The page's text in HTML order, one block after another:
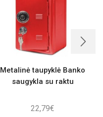
Metalinė taupyklė Banko
saugykla su raktu
22,79€